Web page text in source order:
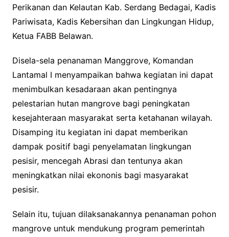
Perikanan dan Kelautan Kab. Serdang Bedagai, Kadis
Pariwisata, Kadis Kebersihan dan Lingkungan Hidup,
Ketua FABB Belawan.
Disela-sela penanaman Manggrove, Komandan
Lantamal I menyampaikan bahwa kegiatan ini dapat
menimbulkan kesadaraan akan pentingnya
pelestarian hutan mangrove bagi peningkatan
kesejahteraan masyarakat serta ketahanan wilayah.
Disamping itu kegiatan ini dapat memberikan
dampak positif bagi penyelamatan lingkungan
pesisir, mencegah Abrasi dan tentunya akan
meningkatkan nilai ekononis bagi masyarakat
pesisir.
Selain itu, tujuan dilaksanakannya penanaman pohon
mangrove untuk mendukung program pemerintah